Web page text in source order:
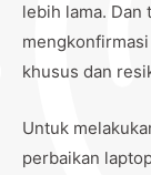
lebih lama. Dan
khusus dan
Untuk
perbaikan